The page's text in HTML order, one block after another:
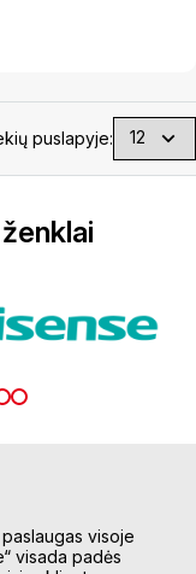
puslapyje:
visoje
visada padės